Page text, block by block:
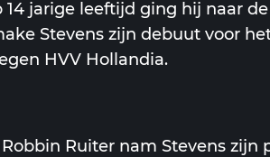
jarige leeftijd ging hij naar
Stevens zijn debuut voor
HVV Hollandia.
Ruiter nam Stevens zijn